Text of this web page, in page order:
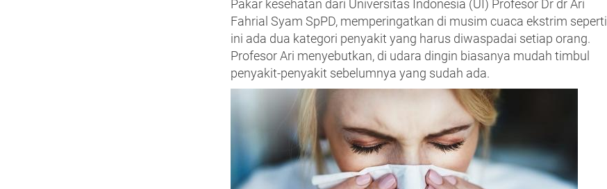
Pakar kesehatan dari Universitas Indonesia (UI) Profesor Dr dr Ari
Fahrial Syam SpPD, memperingatkan di musim cuaca ekstrim seperti
ini ada dua kategori penyakit yang harus diwaspadai setiap orang.
Profesor Ari menyebutkan, di udara dingin biasanya mudah timbul
penyakit-penyakit sebelumnya yang sudah ada.